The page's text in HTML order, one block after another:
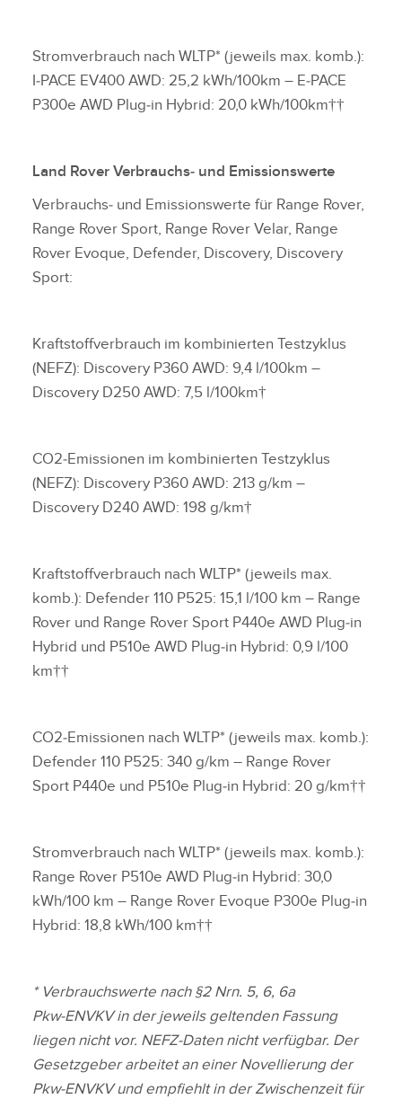
Stromverbrauch nach WLTP* (jeweils max. komb.):
I‑PACE EV400 AWD: 25,2 kWh/100km – E‑PACE
P300e AWD Plug‑in Hybrid: 20,0 kWh/100km††
Land Rover Verbrauchs‑ und Emissionswerte
Verbrauchs‑ und Emissionswerte für Range Rover,
Range Rover Sport, Range Rover Velar, Range
Rover Evoque, Defender, Discovery, Discovery
Sport:
Kraftstoffverbrauch im kombinierten Testzyklus
(NEFZ): Discovery P360 AWD: 9,4 l/100km –
Discovery D250 AWD: 7,5 l/100km†
CO2‑Emissionen im kombinierten Testzyklus
(NEFZ): Discovery P360 AWD: 213 g/km –
Discovery D240 AWD: 198 g/km†
Kraftstoffverbrauch nach WLTP* (jeweils max.
komb.): Defender 110 P525: 15,1 l/100 km – Range
Rover und Range Rover Sport P440e AWD Plug‑in
Hybrid und P510e AWD Plug‑in Hybrid: 0,9 l/100
km††
CO2‑Emissionen nach WLTP* (jeweils max. komb.):
Defender 110 P525: 340 g/km – Range Rover
Sport P440e und P510e Plug‑in Hybrid: 20 g/km††
Stromverbrauch nach WLTP* (jeweils max. komb.):
Range Rover P510e AWD Plug‑in Hybrid: 30,0
kWh/100 km – Range Rover Evoque P300e Plug‑in
Hybrid: 18,8 kWh/100 km††
* Verbrauchswerte nach §2 Nrn. 5, 6, 6a
Pkw‑ENVKV in der jeweils geltenden Fassung
liegen nicht vor. NEFZ‑Daten nicht verfügbar. Der
Gesetzgeber arbeitet an einer Novellierung der
Pkw‑ENVKV und empfiehlt in der Zwischenzeit für